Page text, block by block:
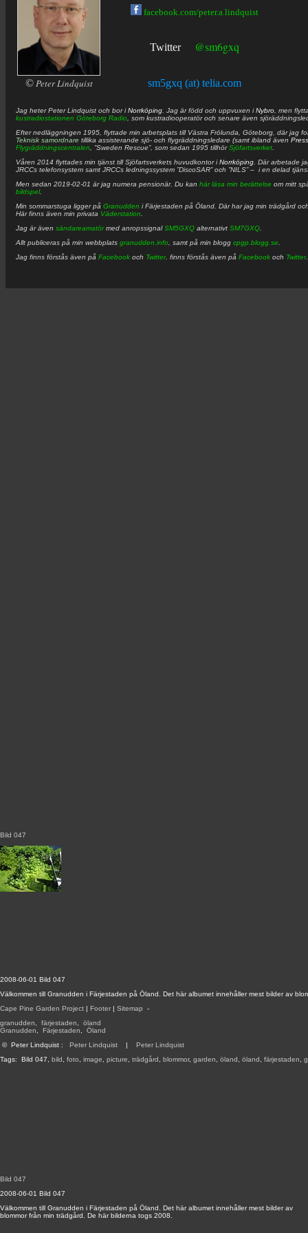
2008-06-01 Bild 047
Välkommen till Granudden i Färjestaden på Öland. Det här albumet innehåller mest bilder av
Cape Pine Garden Project | Footer | Sitemap -
granudden
färjestaden
öland
Granudden
Färjestaden
Öland
© Peter Lindquist : Peter Lindquist | Peter Lindquist
Tags: Bild 047 bild foto image picture trädgård blommor, garden öland öland färjestaden
Bild 047
Bild 047
2008-06-01 Bild 047
Välkommen till Granudden i Färjestaden på Öland. Det här albumet innehåller mest bilder av
blommor från min trädgård. De här bilderna togs 2008.
© Peter Lindquist
facebook.com/peter.a.lindquist
Twitter @sm6gxq
sm5gxq (at) telia.com
Jag heterPeter Lindquist och bor iNorrköping . Jag är född och uppvuxen iNybro , men
kustradiostationen Göteborg Radio , som kustradiooperatör och senare även
Efter nedläggningen 1995, flyttade min arbetsplats till Västra Frölunda, Göteborg, där jag
Teknisk samordnare tillika assisterande sjö- och flygräddningsledare (samt ibland även
Flygräddningscentralen , ”Sweden Rescue”, som sedan 1995 tillhörSjöfartsverket
Våren 2014 flyttades min tjänst till Sjöfartsverkets huvudkontor iNorrköping . Där arbetade
JRCCs telefonsystem samt JRCCs ledningssystem ”DiscoSAR” och ”NILS” – i en delad
Men sedan 2019-02-01 är jag numera pensionär. Du kan här läsa min berättelse om mitt
bildspel.
Min sommarstuga ligger på Granudden i Färjestaden på Öland. Där har jag min trädgård
Här finns även min privata Väderstation
Jag är även sändareamatörmed anropssignalSM5GXQ alternativt SM7GXQ
Allt publiceras på min webbplats granudden.info , samt på min blogg cpgp.blogg.se
Jag finns förstås även på Facebook och Twitter. finns förstås även på Facebook och Twitter.